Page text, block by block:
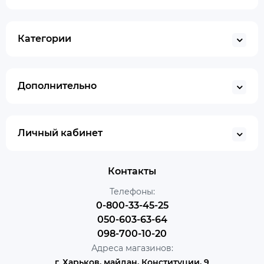
Категории
Дополнительно
Личный кабинет
Контакты
Телефоны:
0-800-33-45-25
050-603-63-64
098-700-10-20
Адреса магазинов: